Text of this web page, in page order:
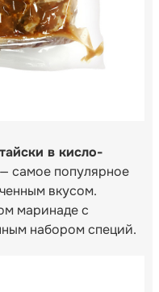
в кисло-
самое популярное
вкусом.
маринаде с
набором специй.